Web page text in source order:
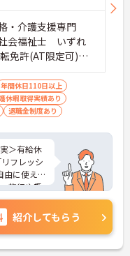
リアプラ
・介護支援専門
会福祉士 いずれ
免許(AT限定可)
年間休日110日以上
休暇取得実績あり
退職金制度あり
＞有給休
フレッシ
由に使える
旅行や趣
なく日勤
く、仕事
く働けま
遇＞「介
紹介してもらう